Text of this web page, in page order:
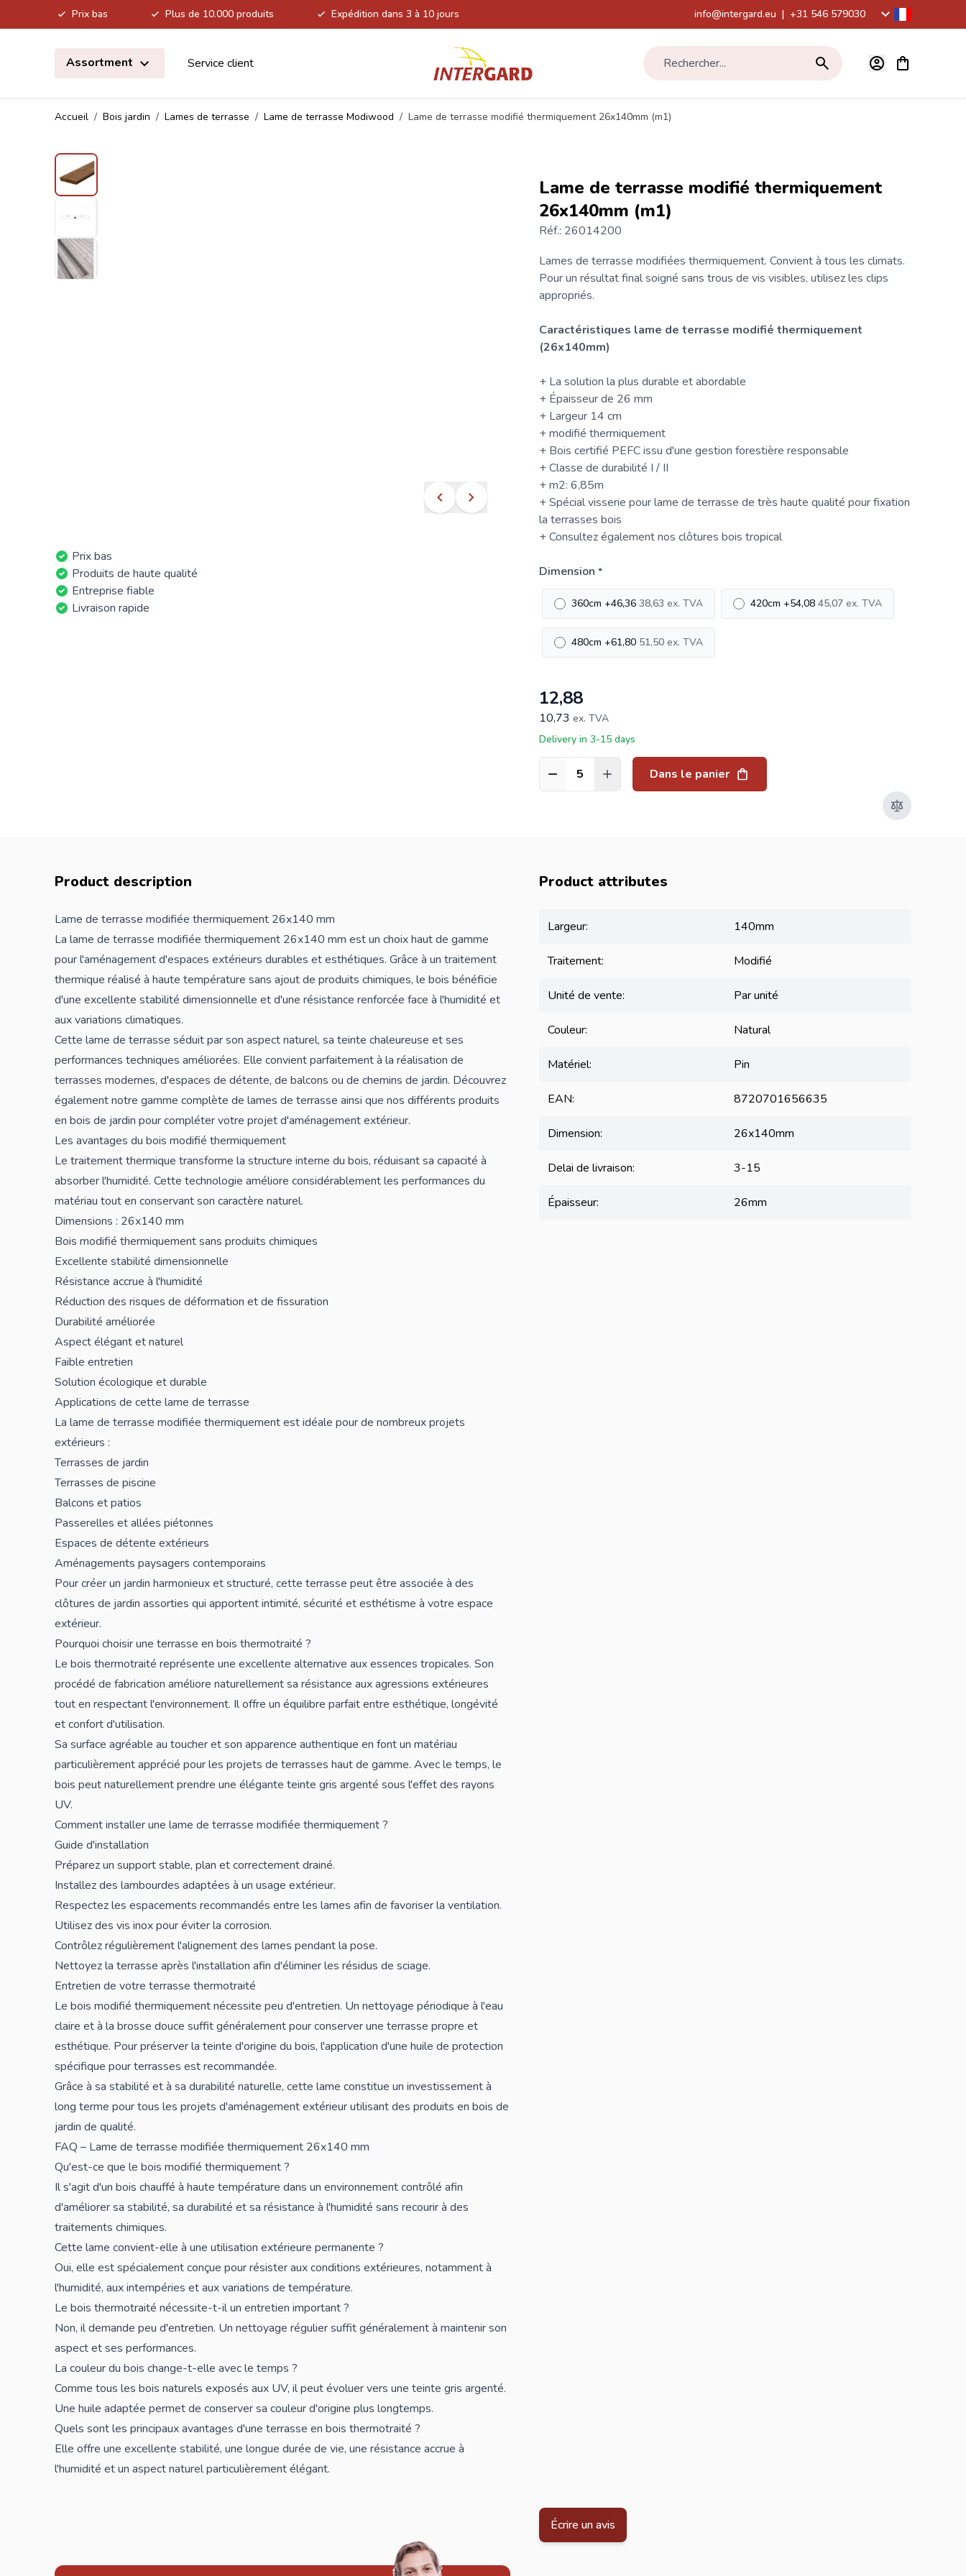
Prix bas Plus de 10.000 produits Expédition dans 3 à 10 jours info@intergard.eu | +31 546 579030
Assortment
Service client Rechercher... Voir le
Accueil / Bois jardin / Lames de terrasse / Lame de terrasse Modiwood / Lame de terrasse modifié thermiquement 26x140mm (m1)
Prix bas
Produits de haute qualité
Entreprise fiable
Livraison rapide
Lame de terrasse modifié thermiquement
26x140mm (m1)
Réf.: 26014200
Lames de terrasse modifiées thermiquement. Convient à tous les climats.
Pour un résultat final soigné sans trous de vis visibles, utilisez les clips
appropriés.
Caractéristiques lame de terrasse modifié thermiquement
(26x140mm)
+ La solution la plus durable et abordable
+ Épaisseur de 26 mm
+ Largeur 14 cm
+ modifié thermiquement
+ Bois certifié PEFC issu d'une gestion forestière responsable
+ Classe de durabilité I / II
+ m2: 6,85m
+ Spécialvisserie pour lame de terrasse de très haute qualité pour fixation
la terrasses bois
+ Consultez également nos clôtures bois tropical
Dimension *
360cm +46,36 38,63 420cm +54,08 45,07
480cm +61,80 51,50
12,88
10,73 ex. TVA
Delivery in 3-15 days
Quantité Dans le panier
Product description
Lame de terrasse modifiée thermiquement 26x140 mm
La lame de terrasse modifiée thermiquement 26x140 mm est un choix haut de gamme
pour l'aménagement d'espaces extérieurs durables et esthétiques. Grâce à un traitement
thermique réalisé à haute température sans ajout de produits chimiques, le bois bénéficie
d'une excellente stabilité dimensionnelle et d'une résistance renforcée face à l'humidité et
aux variations climatiques.
Cette lame de terrasse séduit par son aspect naturel, sa teinte chaleureuse et ses
performances techniques améliorées. Elle convient parfaitement à la réalisation de
terrasses modernes, d'espaces de détente, de balcons ou de chemins de jardin. Découvrez
également notre gamme complète de lames de terrasse ainsi que nos différents produits
en bois de jardin pour compléter votre projet d'aménagement extérieur.
Les avantages du bois modifié thermiquement
Le traitement thermique transforme la structure interne du bois, réduisant sa capacité à
absorber l'humidité. Cette technologie améliore considérablement les performances du
matériau tout en conservant son caractère naturel.
Dimensions : 26x140 mm
Bois modifié thermiquement sans produits chimiques
Excellente stabilité dimensionnelle
Résistance accrue à l'humidité
Réduction des risques de déformation et de fissuration
Durabilité améliorée
Aspect élégant et naturel
Faible entretien
Solution écologique et durable
Applications de cette lame de terrasse
La lame de terrasse modifiée thermiquement est idéale pour de nombreux projets
extérieurs :
Terrasses de jardin
Terrasses de piscine
Balcons et patios
Passerelles et allées piétonnes
Espaces de détente extérieurs
Aménagements paysagers contemporains
Pour créer un jardin harmonieux et structuré, cette terrasse peut être associée à des
clôtures de jardin assorties qui apportent intimité, sécurité et esthétisme à votre espace
extérieur.
Pourquoi choisir une terrasse en bois thermotraité ?
Le bois thermotraité représente une excellente alternative aux essences tropicales. Son
procédé de fabrication améliore naturellement sa résistance aux agressions extérieures
tout en respectant l'environnement. Il offre un équilibre parfait entre esthétique, longévité
et confort d'utilisation.
Sa surface agréable au toucher et son apparence authentique en font un matériau
particulièrement apprécié pour les projets de terrasses haut de gamme. Avec le temps, le
bois peut naturellement prendre une élégante teinte gris argenté sous l'effet des rayons
UV.
Comment installer une lame de terrasse modifiée thermiquement ?
Guide d'installation
Préparez un support stable, plan et correctement drainé.
Installez des lambourdes adaptées à un usage extérieur.
Respectez les espacements recommandés entre les lames afin de favoriser la ventilation.
Utilisez des vis inox pour éviter la corrosion.
Contrôlez régulièrement l'alignement des lames pendant la pose.
Nettoyez la terrasse après l'installation afin d'éliminer les résidus de sciage.
Entretien de votre terrasse thermotraité
Le bois modifié thermiquement nécessite peu d'entretien. Un nettoyage périodique à l'eau
claire et à la brosse douce suffit généralement pour conserver une terrasse propre et
esthétique. Pour préserver la teinte d'origine du bois, l'application d'une huile de protection
spécifique pour terrasses est recommandée.
Grâce à sa stabilité et à sa durabilité naturelle, cette lame constitue un investissement à
long terme pour tous les projets d'aménagement extérieur utilisant des produits en bois de
jardin de qualité.
FAQ – Lame de terrasse modifiée thermiquement 26x140 mm
Qu'est-ce que le bois modifié thermiquement ?
Il s'agit d'un bois chauffé à haute température dans un environnement contrôlé afin
d'améliorer sa stabilité, sa durabilité et sa résistance à l'humidité sans recourir à des
traitements chimiques.
Cette lame convient-elle à une utilisation extérieure permanente ?
Oui, elle est spécialement conçue pour résister aux conditions extérieures, notamment à
l'humidité, aux intempéries et aux variations de température.
Le bois thermotraité nécessite-t-il un entretien important ?
Non, il demande peu d'entretien. Un nettoyage régulier suffit généralement à maintenir son
aspect et ses performances.
La couleur du bois change-t-elle avec le temps ?
Comme tous les bois naturels exposés aux UV, il peut évoluer vers une teinte gris argenté.
Une huile adaptée permet de conserver sa couleur d'origine plus longtemps.
Quels sont les principaux avantages d'une terrasse en bois thermotraité ?
Elle offre une excellente stabilité, une longue durée de vie, une résistance accrue à
l'humidité et un aspect naturel particulièrement élégant.
Product attributes
Largeur: 140mm
Traitement: Modifié
Unité de vente: Par unité
Couleur: Natural
Matériel: Pin
EAN: 8720701656635
Dimension: 26x140mm
Delai de livraison: 3-15
Épaisseur: 26mm
Écrire un avis